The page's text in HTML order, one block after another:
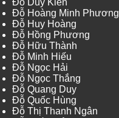
Đỗ Hoàng Minh Phương
Đỗ Huy Hoàng
Đỗ Hồng Phương
Đỗ Hữu Thành
Đỗ Minh Hiếu
Đỗ Ngọc Hải
Đỗ Ngọc Thắng
Đỗ Quang Duy
Đỗ Quốc Hùng
Đỗ Thị Thanh Ngân